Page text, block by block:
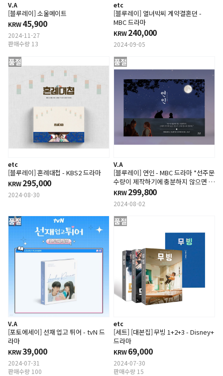
V.A
[블루레이] 소울메이트
KRW45,900
2024-11-27
판매수량 13
etc
[블루레이] 열녀박씨 계약결혼뎐 -
MBC 드라마
KRW240,000
2024-09-05
품절
etc
[블루레이] 혼례대첩 - KBS2 드라마
KRW295,000
2024-08-30
품절
V.A
[블루레이] 연인 - MBC 드라마 *선주문
수량이 제작하기에 충분하지 않으면 주
문이 취소될수있습니다.
KRW299,800
2024-08-02
품절
V.A
[포토에세이] 선재 업고 튀어 - tvN 드
라마
KRW39,000
2024-07-31
판매수량 100
품절
etc
[세트] [대본집] 무빙 1+2+3 - Disney+
드라마
KRW69,000
2024-07-30
판매수량 15